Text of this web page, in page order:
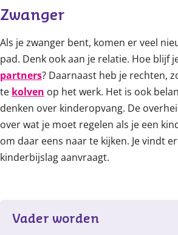
Zwanger
Als je zwanger bent, komen er veel
pad. Denk ook aan je relatie. Hoe blijf
partners? Daarnaast heb je rechten,
te kolven op het werk. Het is ook
denken over kinderopvang. De
over wat je moet regelen als je een
om daar eens naar te kijken. Je vindt
kinderbijslag aanvraagt.
Vader worden